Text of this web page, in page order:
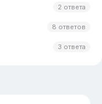
2 ответа
8 ответов
3 ответа